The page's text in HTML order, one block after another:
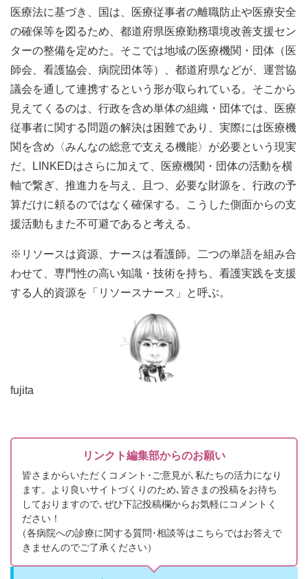
医療法に基づき、国は、医療従事者の離職防止や医療安全
の確保等を図るため、都道府県医療勤務環境改善支援セン
ターの整備を定めた。そこでは地域の医療機関・団体（医
師会、看護協会、病院団体等）、都道府県などが、運営協
議会を通して連携するという形が取られている。そこから
見えてくるのは、行政を含め単体の組織・団体では、医療
従事者に関する問題の解決は困難であり、実際には医療機
関を含め〈みんなの総意で支える機能〉が必要という現実
だ。LINKEDはさらに加えて、医療機関・団体の活動を横
軸で繋ぎ、推進力を与え、且つ、必要な財源を、行政の予
算だけに頼るのではなく確保する。こうした側面からの支
援活動もまた不可避であると考える。
※リソースは資源、ナースは看護師。二つの単語を組み合
わせて、専門性の高い知識・技術を持ち、看護実践を支援
する人的資源を「リソースナース」と呼ぶ。
fujita
リンクト編集部からのお願い
皆さまからいただくコメント･ご意見が､私たちの活力になり
ます。より良いサイトづくりのため､皆さまの投稿をお待ち
しておりますので､ぜひ下記投稿欄からお気軽にコメントく
ださい！
（各病院への診療に関する質問･相談等はこちらではお答えで
きませんのでご了承ください）